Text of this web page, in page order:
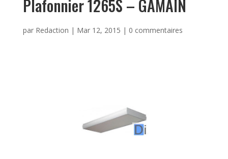
Plafonnier 1265S – GAMAIN
par Redaction | Mar 12, 2015 | 0 commentaires